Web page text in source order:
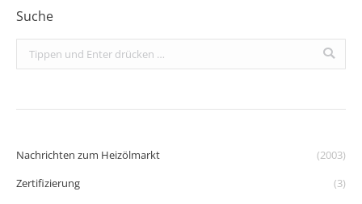
Suche
Search:
Nachrichten zum Heizölmarkt
(2003)
Zertifizierung
(3)